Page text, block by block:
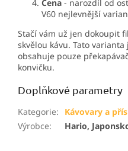
Cena - narozdíl od
V60 nejlevnější
Stačí vám už jen dokoupit
skvělou kávu. Tato
obsahuje pouze
konvičku.
Doplňkové parametry
Kategorie:
Kávovary a
Výrobce: Hario,